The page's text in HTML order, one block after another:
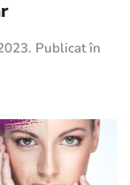
. Publicat în